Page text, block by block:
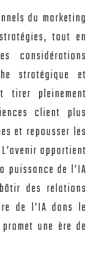
du marketing
tout en
considérations
stratégique et
tirer pleinement
client plus
et repousser les
appartient
puissance de l’IA
des relations
de l’IA dans le
une ère de